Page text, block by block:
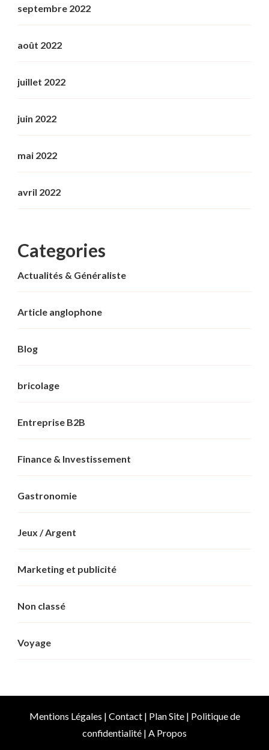
septembre 2022
août 2022
juillet 2022
juin 2022
mai 2022
avril 2022
Categories
Actualités & Généraliste
Article anglophone
Blog
bricolage
Entreprise B2B
Finance & Investissement
Gastronomie
Jeux / Argent
Marketing et publicité
Non classé
Voyage
Mentions Légales | Contact| Plan Site| Politique de
confidentialité | A Propos